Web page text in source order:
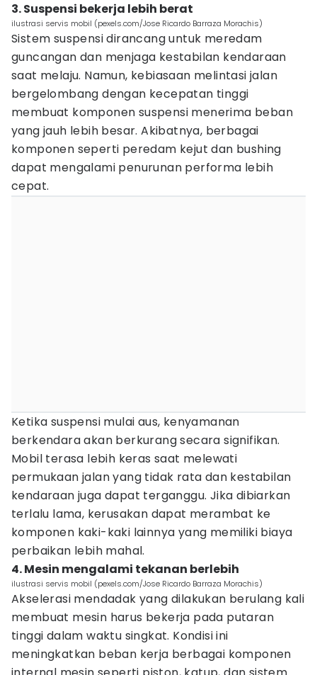
3. Suspensi bekerja lebih berat
ilustrasi servis mobil (pexels.com/Jose Ricardo Barraza Morachis)
Sistem suspensi dirancang untuk meredam
guncangan dan menjaga kestabilan kendaraan
saat melaju. Namun, kebiasaan melintasi jalan
bergelombang dengan kecepatan tinggi
membuat komponen suspensi menerima beban
yang jauh lebih besar. Akibatnya, berbagai
komponen seperti peredam kejut dan bushing
dapat mengalami penurunan performa lebih
cepat.
Ketika suspensi mulai aus, kenyamanan
berkendara akan berkurang secara signifikan.
Mobil terasa lebih keras saat melewati
permukaan jalan yang tidak rata dan kestabilan
kendaraan juga dapat terganggu. Jika dibiarkan
terlalu lama, kerusakan dapat merambat ke
komponen kaki-kaki lainnya yang memiliki biaya
perbaikan lebih mahal.
4. Mesin mengalami tekanan berlebih
ilustrasi servis mobil (pexels.com/Jose Ricardo Barraza Morachis)
Akselerasi mendadak yang dilakukan berulang kali
membuat mesin harus bekerja pada putaran
tinggi dalam waktu singkat. Kondisi ini
meningkatkan beban kerja berbagai komponen